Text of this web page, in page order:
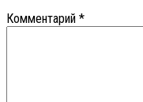
Комментарий *